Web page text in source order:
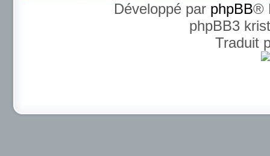
Développé par phpBB®
phpBB3
Traduit